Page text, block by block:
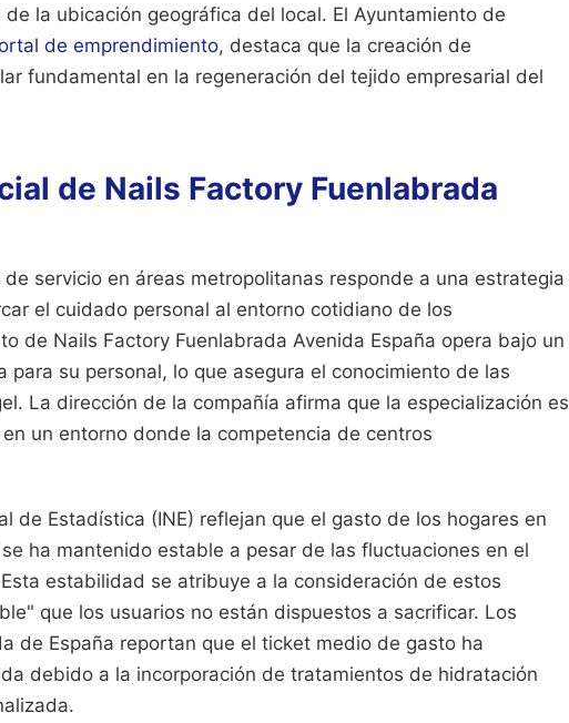
la ubicación geográfica del local. El Ayuntamiento de
de emprendimiento, destaca que la creación de
fundamental en la regeneración del tejido empresarial del
de Nails Factory Fuenlabrada
servicio en áreas metropolitanas responde a una estrategia
el cuidado personal al entorno cotidiano de los
de Nails Factory Fuenlabrada Avenida España opera bajo un
para su personal, lo que asegura el conocimiento de las
La dirección de la compañía afirma que la especialización es
un entorno donde la competencia de centros
de Estadística (INE) reflejan que el gasto de los hogares en
ha mantenido estable a pesar de las fluctuaciones en el
estabilidad se atribuye a la consideración de estos
que los usuarios no están dispuestos a sacrificar. Los
de España reportan que el ticket medio de gasto ha
debido a la incorporación de tratamientos de hidratación